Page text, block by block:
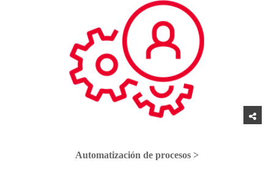
Automatización de procesos >